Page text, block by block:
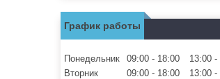
График работы
Понедельник 09:00 18:00 13:00
Вторник
09:00 18:00 13:00